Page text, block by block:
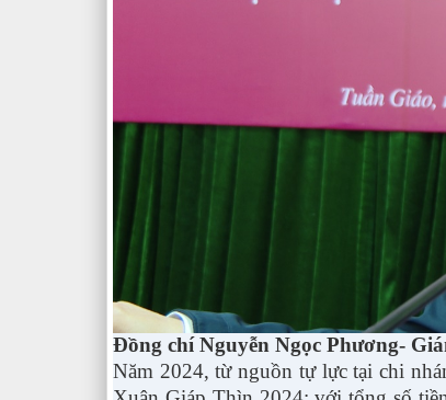
Đồng chí Nguyễn Ngọc Phương-
Năm 2024, từ nguồn tự lực tại chi